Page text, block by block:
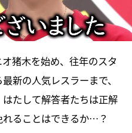
猪木を始め、往年のスタ
新の人気レスラーまで、
たして解答者たちは正解
ることはできるか…？